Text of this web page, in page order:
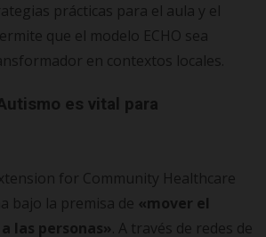
prácticas para el aula y el
que el modelo ECHO sea
en contextos locales.
es vital para
for Community Healthcare
bajo la premisa de «mover el
las personas» . A través de redes de